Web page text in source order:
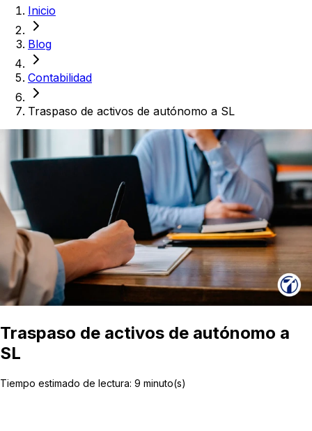
Inicio
Blog
Contabilidad
Traspaso de activos de autónomo a SL
Traspaso de activos de autónomo a
SL
Tiempo estimado de lectura: 9 minuto(s)